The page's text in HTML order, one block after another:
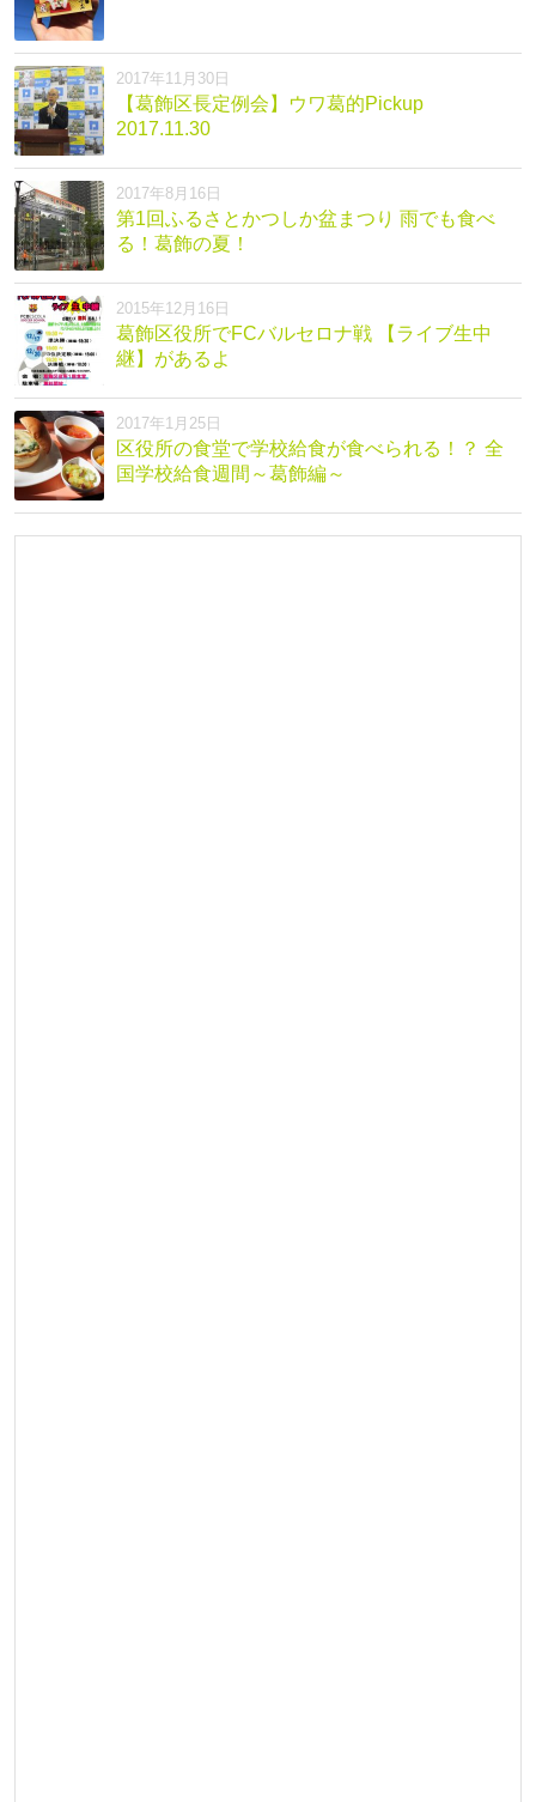
2017年11月30日
【葛飾区長定例会】ウワ葛的Pickup
2017.11.30
2017年8月16日
第1回ふるさとかつしか盆まつり 雨でも食べ
る！葛飾の夏！
2015年12月16日
葛飾区役所でFCバルセロナ戦 【ライブ生中
継】があるよ
2017年1月25日
区役所の食堂で学校給食が食べられる！？ 全
国学校給食週間～葛飾編～